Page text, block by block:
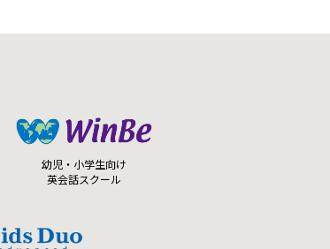
幼児・小学生向け
英会話スクール